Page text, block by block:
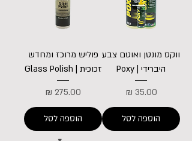
ווקס מונטן ואוטם צבע
היברידי | Poxy
מחיר
הוספה לסל
פוליש מרוכז ומחדש
זכוכית | Glass Polish
מחיר
הוספה לסל